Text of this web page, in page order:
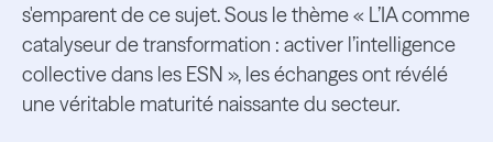
s'emparent de ce sujet. Sous le thème « L’IA comme
catalyseur de transformation : activer l’intelligence
collective dans les ESN », les échanges ont révélé
une véritable maturité naissante du secteur.